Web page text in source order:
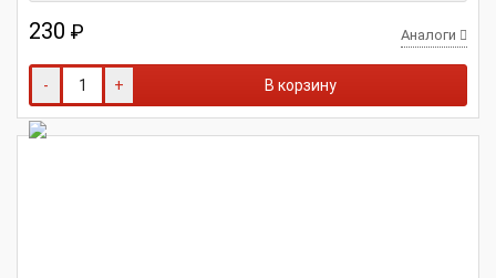
230 ₽ Аналоги
- + В корзину